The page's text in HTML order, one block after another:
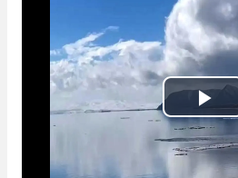
Play
Video